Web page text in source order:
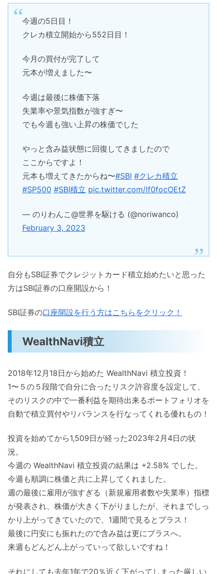
今週の5日目！
クレカ積立開始から552日目！
今月の買付が完了して
元本が増えました〜
今週は最後に株価下落
失業率や景気指数が強すぎ〜
でも今週も強い上昇の株価でした
やっと含み益状態に回復してきましたので
ここからですよ！
元本も増えてきたからね〜#SBI #クレカ積立
#SP500 #SBI積立 pic.twitter.com/lf0focOEtZ
— のりわんこ@世界を駆ける (@noriwanco)
February 3, 2023
自分もSBI証券でクレジットカード積立始めたいと思った
方はSBI証券の口座開設から！
SBI証券の口座開設を行う方はこちらをクリック！
WealthNavi積立
2018年12月18日から始めた WealthNavi 積立投資！
1〜５の５段階で自分に合ったリスク許容度を設定して、
そのリスクの中で一番利益を期待出来るポートフォリオを
自動で積立買付やリバランスを行なってくれる優れもの！
投資を始めてから1,509日が経った2023年2月4日の状
況。
今週の WealthNavi 積立投資の結果は +2.58% でした。
今週も順調に株価と共に上昇してくれました。
週の最後に雇用が強すぎる（新規雇用者数や失業率）指標
が発表され、株価が大きく下がりましたが、それまでしっ
かり上がってきていたので、1週間で見るとプラス！
最後に円安にも振れたので含み益は更にプラスへ。
来週もどんどん上がっていって欲しいですね！
それにしても去年1年で20％近く下がってしまった厳しい